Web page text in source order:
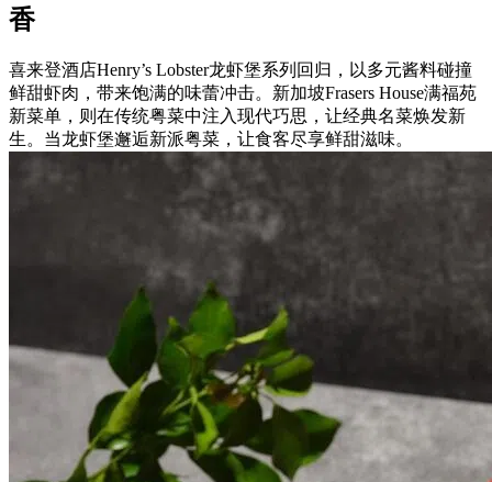
香
喜来登酒店Henry’s Lobster龙虾堡系列回归，以多元酱料碰撞
鲜甜虾肉，带来饱满的味蕾冲击。新加坡Frasers House满福苑
新菜单，则在传统粤菜中注入现代巧思，让经典名菜焕发新
生。当龙虾堡邂逅新派粤菜，让食客尽享鲜甜滋味。